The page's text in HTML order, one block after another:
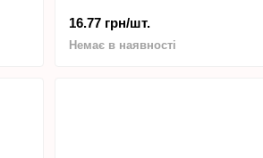
16.77 грн/шт.
Немає в наявності